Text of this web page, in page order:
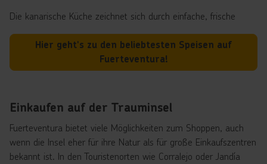
Die kanarische Küche zeichnet sich durch einfache, frische
sind Papas arrugadas (runzelige Kartoffeln) mit Mojo-Sauce,
frischer Fisch und Meeresfrüchte, Lammgerichte aus der
Inselzucht und die beliebten Queso Majorero, ein herzhafter
mag, sollte lokale Desserts wie Bienmesabe oder Frangollo
probieren.
Neben der traditionellen Küche gibt es auf Fuerteventura auch
eine Vielzahl internationaler Restaurants – von italienischer
Hier geht's zu den beliebtesten Speisen auf
Fuerteventura!
Einkaufen auf der Trauminsel
Fuerteventura bietet viele Möglichkeiten zum Shoppen, auch
wenn die Insel eher für ihre Natur als für große Einkaufszentren
bekannt ist. In den Touristenorten wie Corralejo oder Jandía